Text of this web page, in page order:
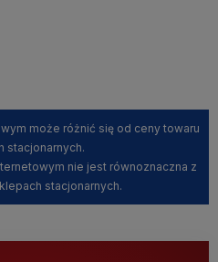
może różnić się od ceny towaru
stacjonarnych.
nie jest równoznaczna z
stacjonarnych.